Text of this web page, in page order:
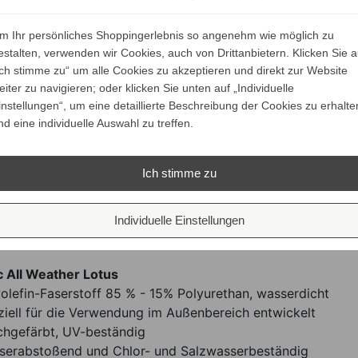
Verwendung im Außen- und Innenbereich
Reinigung und Pflege
spezielle Pflege empfehlen wir die Manutti
Finish
Masse gefärbter Quarz und dadurch absolut farbecht
und UV-beständig
geeignet ist zur Verwendung im Außenbereich
kratzbeständig (mehr als die meisten bekannten
porös und sehr hohe Dichte
stabil und haltbar
und 100% recycelbar
Die sichtbare Oberfläche ist porenfrei und
All Weather Lotus
Faserstoff 85 % - 15% Polyurethan, wasserdicht
für die Verwendung im Außenbereich entwickelt
UV-beständig
und Chlor- und Salzwasserbeständig
Ihr persönliches Shoppingerlebnis so angenehm wie möglich zu
verwenden wir Cookies, auch von Drittanbietern. Klicken Sie
stimme zu“ um alle Cookies zu akzeptieren und direkt zur Website
zu navigieren; oder klicken Sie unten auf „Individuelle
um eine detaillierte Beschreibung der Cookies zu
eine individuelle Auswahl zu treffen.
Ich stimme zu
Individuelle Einstellungen